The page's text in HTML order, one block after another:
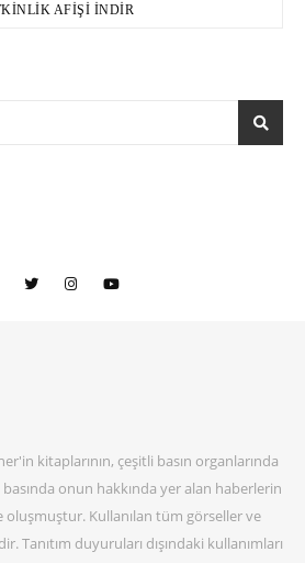
AFİŞİ İNDİR
kitaplarının, çeşitli basın organlarında
onun hakkında yer alan haberlerin
oluşmuştur. Kullanılan tüm görseller ve
Tanıtım duyuruları dışındaki kullanımları